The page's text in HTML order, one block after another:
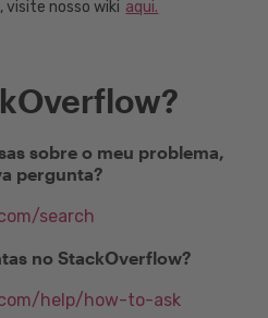
visite nosso wiki aqui.
sobre o meu problema,
pergunta?
search
no StackOverflow?
help/how-to-ask